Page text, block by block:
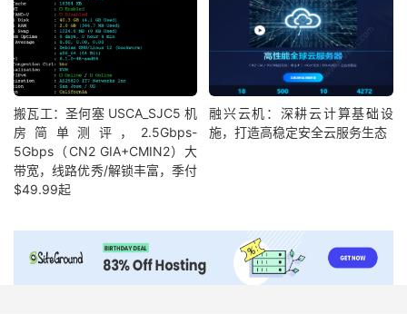
搬瓦工：圣何塞 USCA_SJC5 机
房简单测评，2.5Gbps-
5Gbps（CN2 GIA+CMIN2）大
带宽，线路优秀/解锁丰富，季付
$49.99起
融兴云机：深耕云计算基础设
施，打造高稳定安全云服务生态